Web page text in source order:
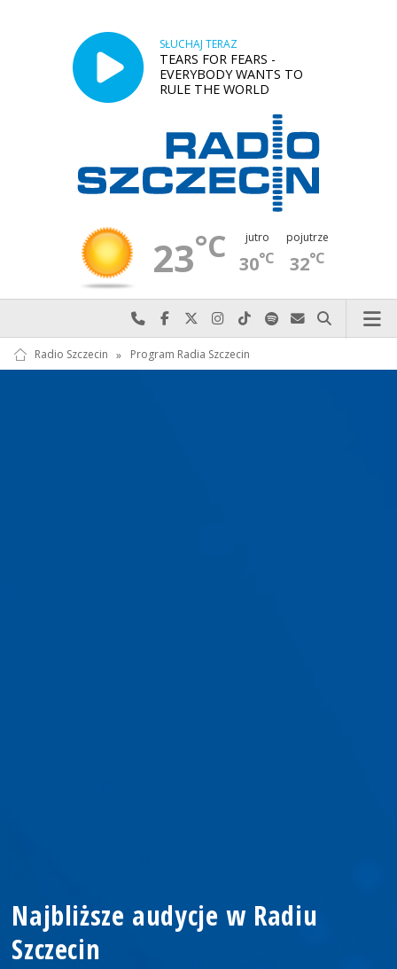
SŁUCHAJ TERAZ
TEARS FOR FEARS -
EVERYBODY WANTS TO
RULE THE WORLD
23°C jutro
30°C
pojutrze
32°C
Najlepiej po prostu do nas zadzwoń
Odwiedź nas na Facebook-u
Odwiedź nas na X
Odwiedź nas na Instagram-ie
Odwiedź nas na TikTok-u
Szukaj nas na Spotify
Wyślij do nas
Szukaj
Radio Szczecin » Program Radia Szczecin
Najbliższe audycje w Radiu
Szczecin